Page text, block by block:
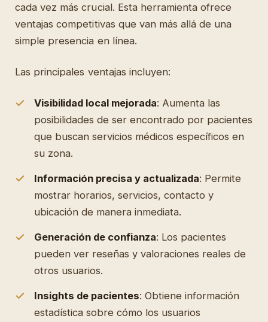
cada vez más crucial. Esta herramienta ofrece
ventajas competitivas que van más allá de una
simple presencia en línea.
Las principales ventajas incluyen:
Visibilidad local mejorada: Aumenta las
posibilidades de ser encontrado por pacientes
que buscan servicios médicos específicos en
su zona.
Información precisa y actualizada: Permite
mostrar horarios, servicios, contacto y
ubicación de manera inmediata.
Generación de confianza: Los pacientes
pueden ver reseñas y valoraciones reales de
otros usuarios.
Insights de pacientes: Obtiene información
estadística sobre cómo los usuarios